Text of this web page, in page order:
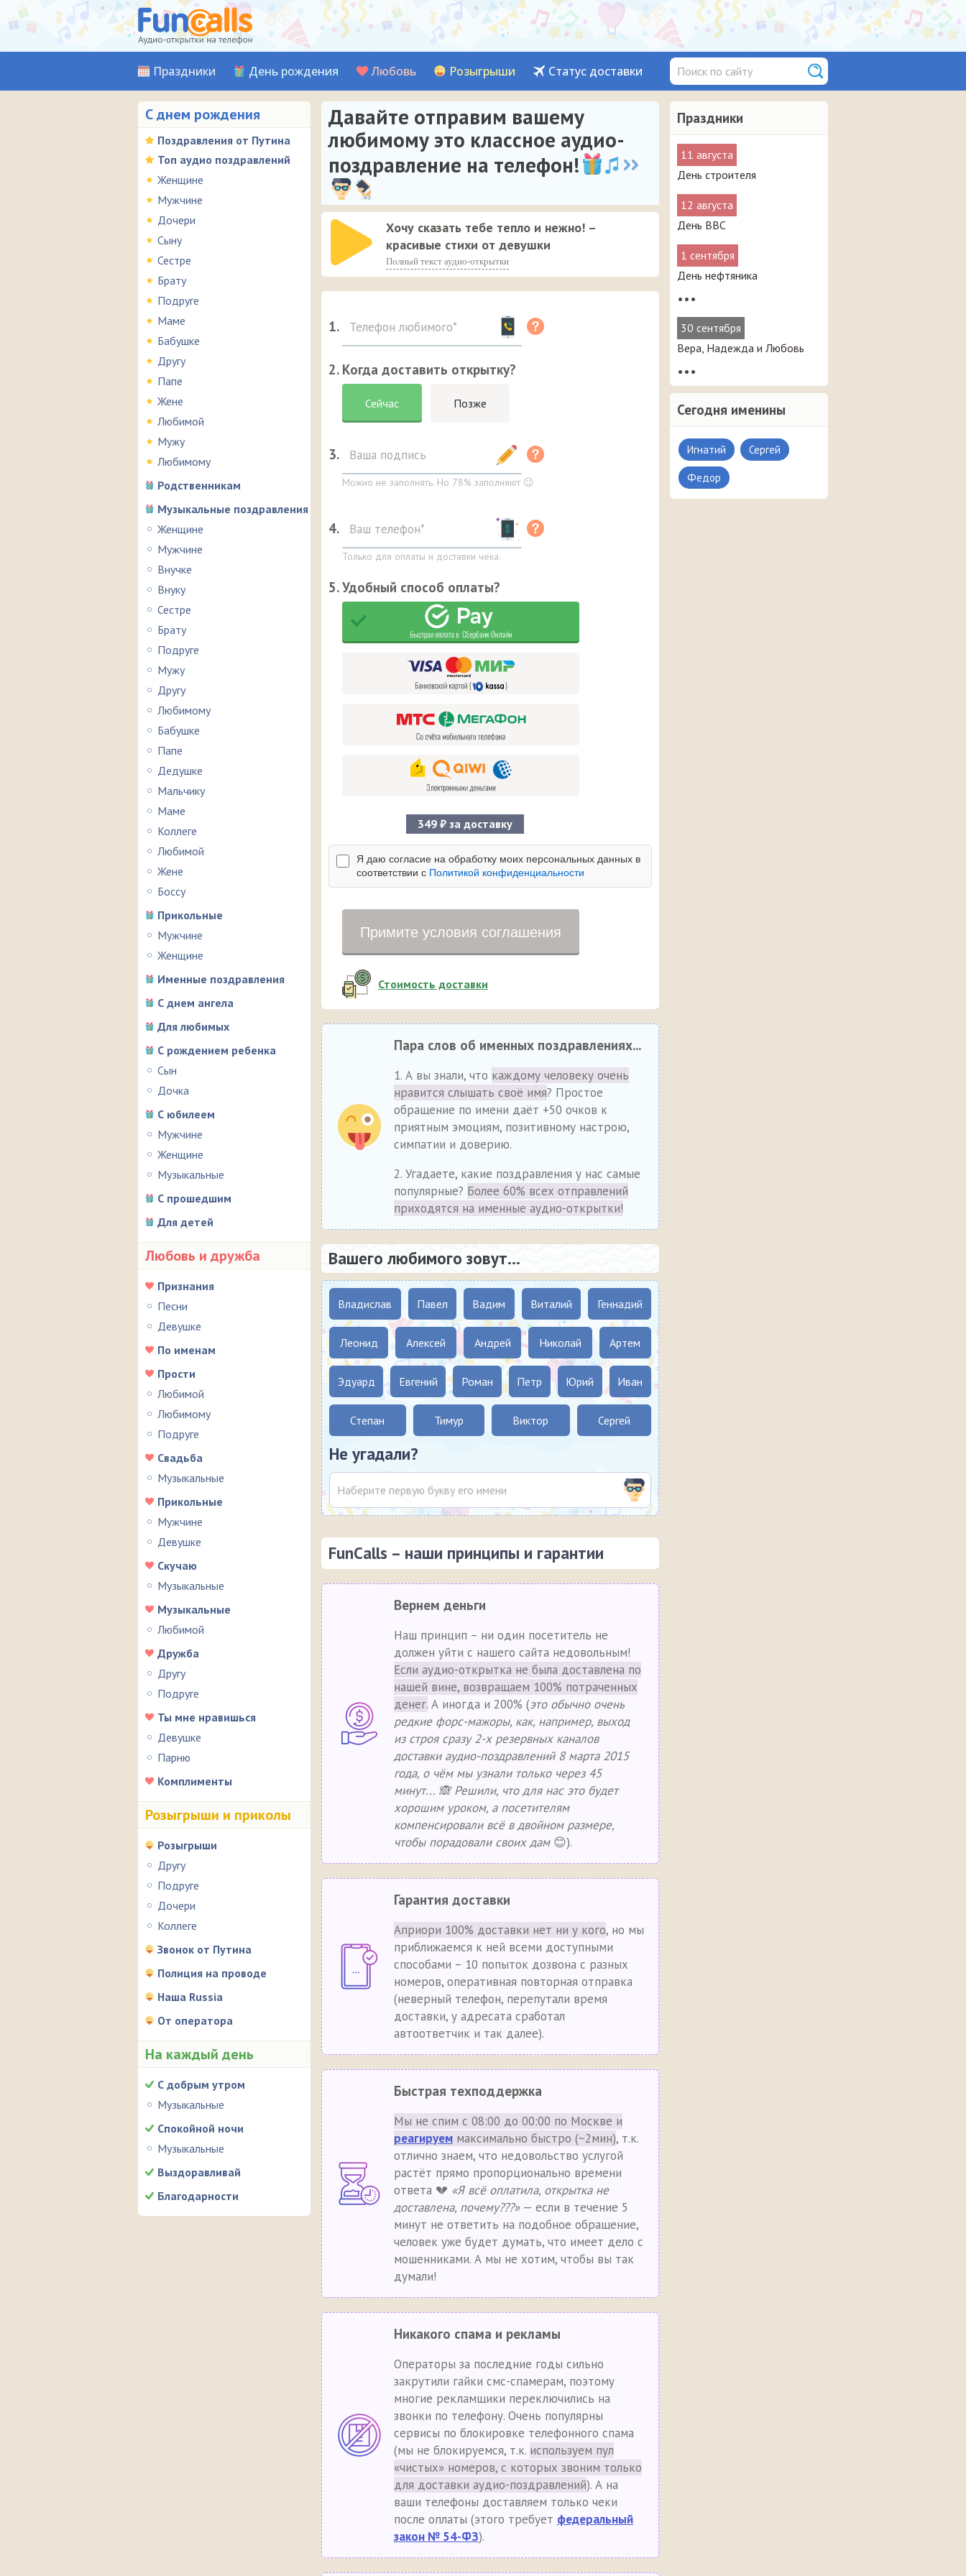
Праздники День рождения Любовь Розыгрыши Статус доставки
С днем рождения
Поздравления от Путина
Топ аудио поздравлений
Женщине
Мужчине
Дочери
Сыну
Сестре
Брату
Подруге
Маме
Бабушке
Другу
Папе
Жене
Любимой
Мужу
Любимому
Родственникам
Музыкальные поздравления
Женщине
Мужчине
Внучке
Внуку
Сестре
Брату
Подруге
Мужу
Другу
Любимому
Бабушке
Папе
Дедушке
Мальчику
Маме
Коллеге
Любимой
Жене
Боссу
Прикольные
Мужчине
Женщине
Именные поздравления
С днем ангела
Для любимых
С рождением ребенка
Сын
Дочка
С юбилеем
Мужчине
Женщине
Музыкальные
С прошедшим
Для детей
Любовь и дружба
Признания
Песни
Девушке
По именам
Прости
Любимой
Любимому
Подруге
Свадьба
Музыкальные
Прикольные
Мужчине
Девушке
Скучаю
Музыкальные
Музыкальные
Любимой
Дружба
Другу
Подруге
Ты мне нравишься
Девушке
Парню
Комплименты
Розыгрыши и приколы
Розыгрыши
Другу
Подруге
Дочери
Коллеге
Звонок от Путина
Полиция на проводе
Наша Russia
От оператора
На каждый день
С добрым утром
Музыкальные
Спокойной ночи
Музыкальные
Выздоравливай
Благодарности
Праздники
11 августа
День строителя
12 августа
День ВВС
1 сентября
День нефтяника
•••
30 сентября
Вера, Надежда и Любовь
•••
Сегодня именины
Игнатий Сергей
Федор
Давайте отправим вашему
любимому это классное аудио-
поздравление на телефон!
Хочу сказать тебе тепло и нежно! –
красивые стихи от девушки
Полный текст аудио-открытки
1.
2. Когда доставить открытку?
Сейчас Позже
3.
Можно не заполнять. Но 78% заполняют 😉
4.
Только для оплаты и доставки чека.
5. Удобный способ оплаты?
349 ₽ за доставку
Я даю согласие на обработку моих персональных данных в
соответствии с Политикой конфиденциальности
Примите условия соглашения
Стоимость доставки
Пара слов об именных поздравлениях...
1. А вы знали, что каждому человеку очень
нравится слышать своё имя? Простое
обращение по имени даёт +50 очков к
приятным эмоциям, позитивному настрою,
симпатии и доверию.
2. Угадаете, какие поздравления у нас самые
популярные? Более 60% всех отправлений
приходятся на именные аудио-открытки!
Вашего любимого зовут...
Владислав Павел Вадим Виталий Геннадий
Леонид Алексей Андрей Николай Артем
Эдуард Евгений Роман Петр Юрий Иван
Степан Тимур Виктор Сергей
Не угадали?
FunCalls – наши принципы и гарантии
Вернем деньги
Наш принцип – ни один посетитель не
должен уйти с нашего сайта недовольным!
Если аудио-открытка не была доставлена по
нашей вине, возвращаем 100% потраченных
денег. А иногда и 200% (это обычно очень
редкие форс-мажоры, как, например, выход
из строя сразу 2-х резервных каналов
доставки аудио-поздравлений 8 марта 2015
года, о чём мы узнали только через 45
минут... 🙈 Решили, что для нас это будет
хорошим уроком, а посетителям
компенсировали всё в двойном размере,
чтобы порадовали своих дам😊).
Гарантия доставки
Априори 100% доставки нет ни у кого, но мы
приближаемся к ней всеми доступными
способами – 10 попыток дозвона с разных
номеров, оперативная повторная отправка
(неверный телефон, перепутали время
доставки, у адресата сработал
автоответчик и так далее).
Быстрая техподдержка
Мы не спим с 08:00 до 00:00 по Москве и
реагируем максимально быстро (~2мин), т.к.
отлично знаем, что недовольство услугой
растёт прямо пропорционально времени
ответа 💔 «Я всё оплатила, открытка не
доставлена, почему???»— если в течение 5
минут не ответить на подобное обращение,
человек уже будет думать, что имеет дело с
мошенниками. А мы не хотим, чтобы вы так
думали!
Никакого спама и рекламы
Операторы за последние годы сильно
закрутили гайки смс-спамерам, поэтому
многие рекламщики переключились на
звонки по телефону. Очень популярны
сервисы по блокировке телефонного спама
(мы не блокируемся, т.к. используем пул
«чистых» номеров, с которых звоним только
для доставки аудио-поздравлений). А на
ваши телефоны доставляем только чеки
после оплаты (этого требует федеральный
закон № 54-ФЗ).